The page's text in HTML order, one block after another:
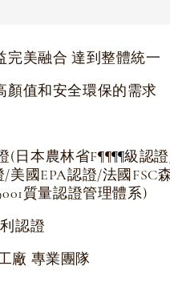
完美融合 達到整體統一
顏值和安全環保的需求
(日本農林省F¶¶¶¶級認
/美國EPA認證/法國FSC
質量認證管理體系)
認證
廠 專業團隊